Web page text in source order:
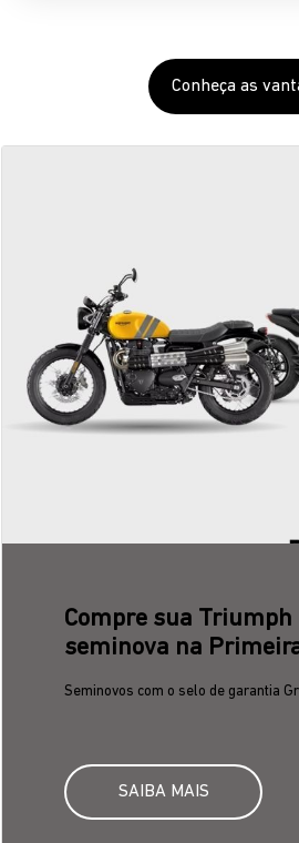
Conheça as
Compre sua Triumph
seminova na
Seminovos com o selo de garantia
SAIBA MAIS